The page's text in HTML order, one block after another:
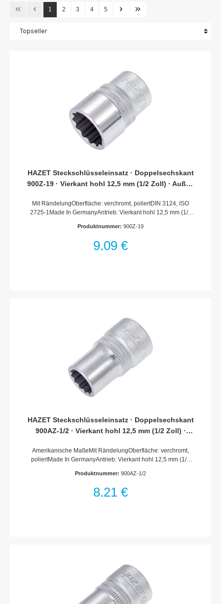
1 2 3 4 5
HAZET Steckschlüsseleinsatz · Doppelsechskant
900Z-19 · Vierkant hohl 12,5 mm (1/2 Zoll) · Außen
Mit RändelungOberfläche: verchromt, poliertDIN 3124, ISO
2725-1Made In GermanyAntrieb: Vierkant hohl 12,5 mm (1/2
TractionsprofilSchlüsselweite: 19 mmAbmessungen / Länge:
(am Antrieb): 23 mmNetto-Gewicht (kg): 0.07 kgFür
Produktnummer: 900Z-19
9,09 €
HAZET Steckschlüsseleinsatz · Doppelsechskant
900AZ-1/2 · Vierkant hohl 12,5 mm (1/2 Zoll) ·
Amerikanische MaßeMit RändelungOberfläche: verchromt,
poliertMade In GermanyAntrieb: Vierkant hohl 12,5 mm (1/2
TractionsprofilSchlüsselweite: · 1/2 Abmessungen / Länge: 38
(am Antrieb): 22 mmNetto-Gewicht (kg): 0.06 kgFür
Produktnummer: 900AZ-1/2
8,21 €